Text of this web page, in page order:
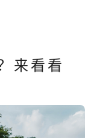
来看看